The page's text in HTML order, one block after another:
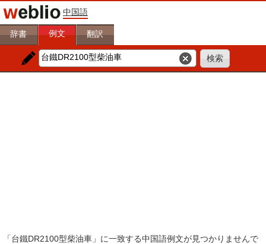
中国語
辞書 例文 翻訳
「台鐵DR2100型柴油車」に一致する中国語例文が見つかりませんで